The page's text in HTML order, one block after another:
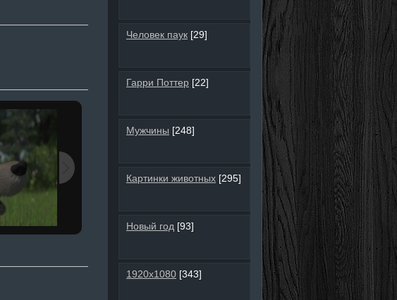
Человек паук [29]
Гарри Поттер [22]
Мужчины [248]
Картинки животных [295]
Новый год [93]
1920х1080 [343]